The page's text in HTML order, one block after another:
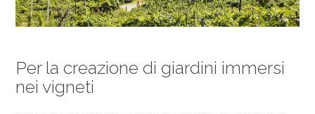
Per la creazione di giardini immersi
nei vigneti